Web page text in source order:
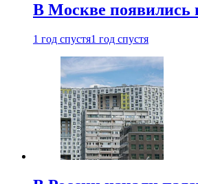
В Москве появились
1 год спустя1 год спустя